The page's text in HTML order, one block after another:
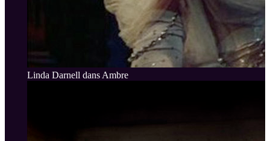
Linda Darnell dans Ambre